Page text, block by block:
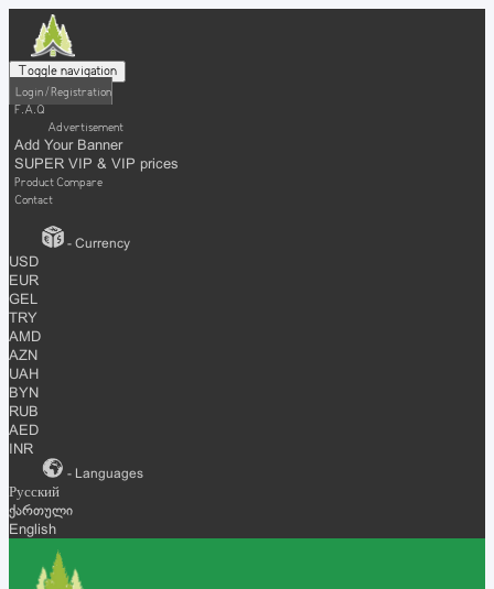
Toggle navigation
Login / Registration
F.A.Q
Advertisement
Add Your Banner
SUPER VIP & VIP prices
Product Compare
Contact
- Currency
USD
EUR
GEL
TRY
AMD
AZN
UAH
BYN
RUB
AED
INR
- Languages
Русский
ქართული
English